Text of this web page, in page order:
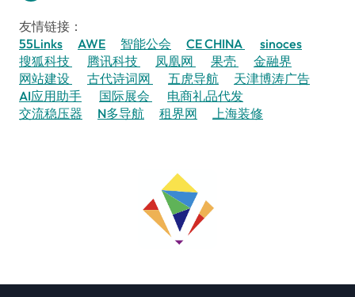
友情链接：
55Links
AWE 智能公会 CE CHINA
sinoces
搜狐科技
腾讯科技 凤凰网 果壳
金融界
网站建设
古代诗词网 五虎导航
天津博涛广告
AI应用助手
国际展会
电商礼品代发
交流稳压器
N多导航 租界网 上海装修